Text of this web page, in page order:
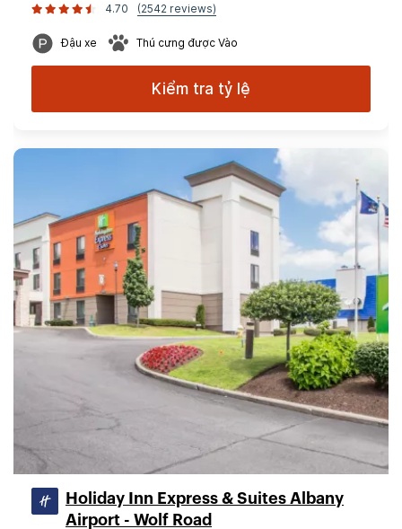
4.70
(2542 reviews)
Đậu xe Thú cưng được Vào
Kiểm tra tỷ lệ
Holiday Inn Express & Suites Albany
Airport - Wolf Road